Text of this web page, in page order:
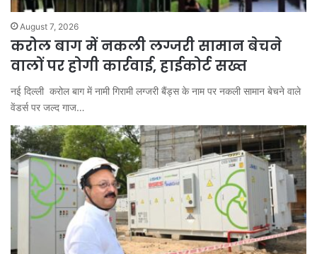
August 7, 2026
करोल बाग में नकली लग्जरी सामान बेचने
वालों पर होगी कार्रवाई, हाईकोर्ट सख्त
नई दिल्ली करोल बाग में नामी गिरामी लग्जरी बैंड्स के नाम पर नकली सामान बेचने वाले
वेंडर्स पर जल्द गाज…